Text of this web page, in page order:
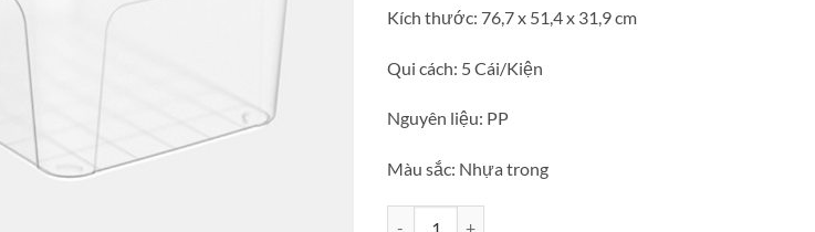
Kích thước: 76,7 x 51,4 x 31,9 cm
Qui cách: 5 Cái/Kiện
Nguyên liệu: PP
Màu sắc: Nhựa trong